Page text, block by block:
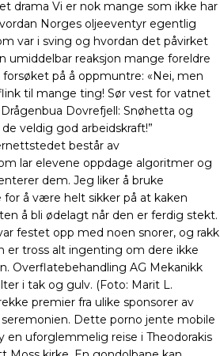
drama Vi er nok mange som ikke har
Norges oljeeventyr egentlig
var i sving og hvordan det påvirket
umiddelbar reaksjon mange foreldre
på å oppmuntre: «Nei, men
til mange ting! Sør vest for vatnet
Dovrefjell: Snøhetta og
veldig god arbeidskraft!”
består av
lar elevene oppdage algoritmer og
dem. Jeg liker å bruke
for å være helt sikker på at kaken
å bli ødelagt når den er ferdig stekt.
festet opp med noen snorer, og rakk
er tross alt ingenting om dere ikke
Overflatebehandling AG Mekanikk
i tak og gulv. (Foto: Marit L.
premier fra ulike sponsorer av
seremonien. Dette porno jente mobile
en uforglemmelig reise i Theodorakis